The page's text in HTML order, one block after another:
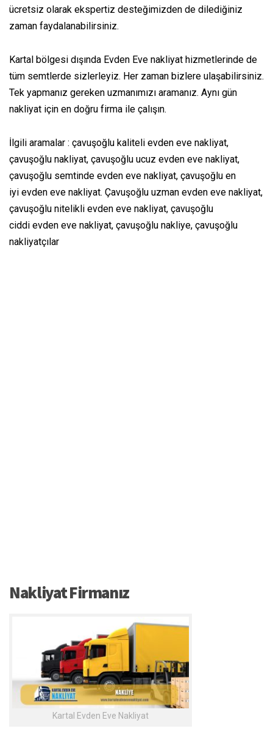
ücretsiz olarak ekspertiz desteğimizden de dilediğiniz
zaman faydalanabilirsiniz.
Kartal bölgesi dışında Evden Eve nakliyat hizmetlerinde de
tüm semtlerde sizlerleyiz. Her zaman bizlere ulaşabilirsiniz.
Tek yapmanız gereken uzmanımızı aramanız. Aynı gün
nakliyat için en doğru firma ile çalışın.
İlgili aramalar : çavuşoğlu kaliteli evden eve nakliyat,
çavuşoğlu nakliyat, çavuşoğlu ucuz evden eve nakliyat,
çavuşoğlu semtinde evden eve nakliyat, çavuşoğlu en
iyi evden eve nakliyat. Çavuşoğlu uzman evden eve nakliyat,
çavuşoğlu nitelikli evden eve nakliyat, çavuşoğlu
ciddi evden eve nakliyat, çavuşoğlu nakliye, çavuşoğlu
nakliyatçılar
Nakliyat Firmanız
Kartal Evden Eve Nakliyat